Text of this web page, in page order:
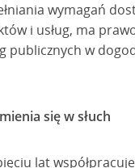
wymagań
i usług, ma
publicznych w
się w słuch
lat